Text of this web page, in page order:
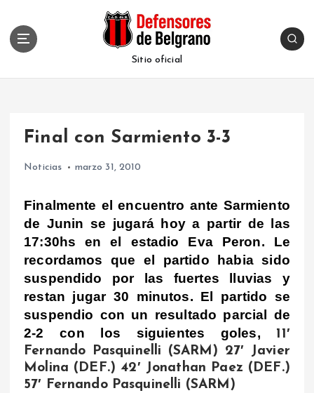
Sitio oficial
Final con Sarmiento 3-3
Noticias marzo 31, 2010
Finalmente el encuentro ante Sarmiento
de Junin se jugará hoy a partir de las
17:30hs en el estadio Eva Peron. Le
recordamos que el partido habia sido
suspendido por las fuertes lluvias y
restan jugar 30 minutos. El partido se
suspendio con un resultado parcial de
2-2 con los siguientes goles, 11′
Fernando Pasquinelli (SARM) 27′ Javier
Molina (DEF.) 42′ Jonathan Paez (DEF.)
57′ Fernando Pasquinelli (SARM)